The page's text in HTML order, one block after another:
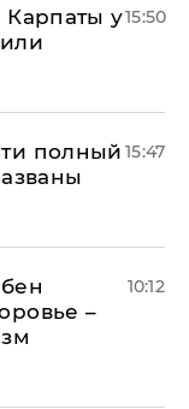
Карпаты у15:50
полный 15:47
–
10:12